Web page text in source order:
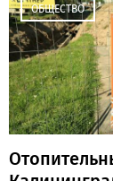
ОБЩЕСТВО